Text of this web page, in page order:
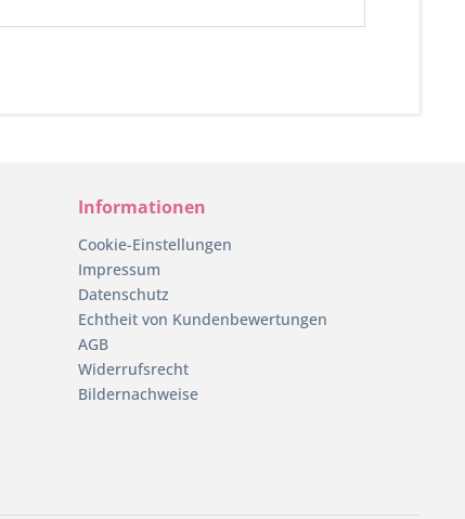
Informationen
Cookie-Einstellungen
Impressum
Datenschutz
Echtheit von Kundenbewertungen
AGB
Widerrufsrecht
Bildernachweise